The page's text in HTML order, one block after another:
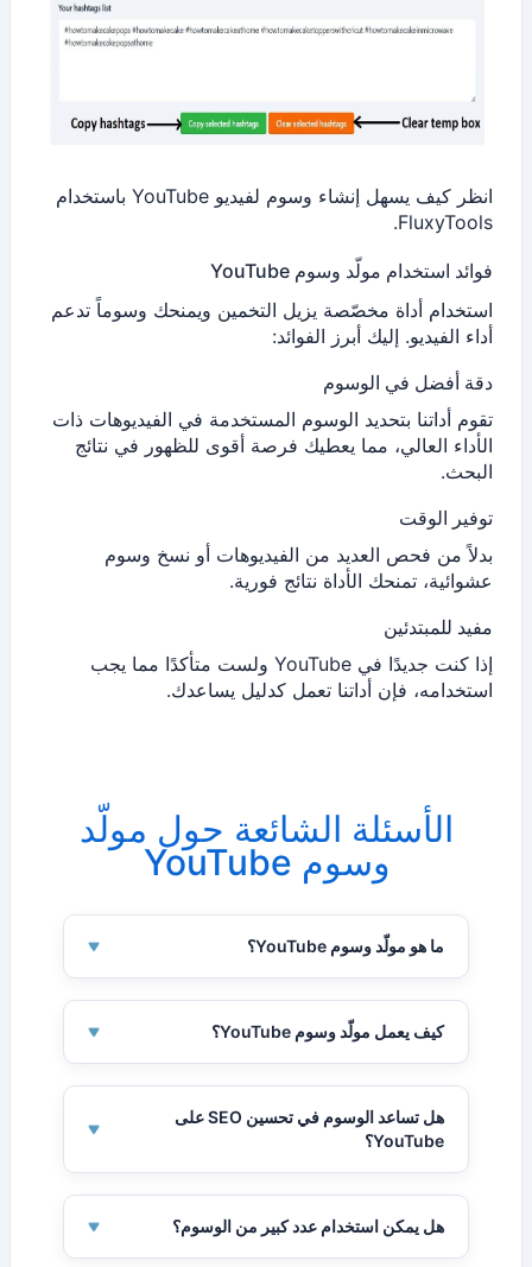
انظر كيف يسهل إنشاء وسوم لفيديو YouTube باستخدام
FluxyTools.
فوائد استخدام مولّد وسوم YouTube
استخدام أداة مخصّصة يزيل التخمين ويمنحك وسوماً تدعم
أداء الفيديو. إليك أبرز الفوائد:
دقة أفضل في الوسوم
تقوم أداتنا بتحديد الوسوم المستخدمة في الفيديوهات ذات
الأداء العالي، مما يعطيك فرصة أقوى للظهور في نتائج
البحث.
توفير الوقت
بدلاً من فحص العديد من الفيديوهات أو نسخ وسوم
عشوائية، تمنحك الأداة نتائج فورية.
مفيد للمبتدئين
إذا كنت جديدًا في YouTube ولست متأكدًا مما يجب
استخدامه، فإن أداتنا تعمل كدليل يساعدك.
الأسئلة الشائعة حول مولّد
وسوم YouTube
ما هو مولّد وسوم YouTube؟
مولّد وسوم YouTube يعثر على وسوم تناسب
موضوع الفيديو وتساعد في تحسين الظهور.
كيف يعمل مولّد وسوم YouTube؟
يقوم بفحص مدخلاتك ويُنشئ قائمة وسوم بناءً على
المصطلحات الشائعة والمرتبطة.
هل تساعد الوسوم في تحسين SEO على
YouTube؟
نعم، الوسوم تساعد YouTube على فهم المحتوى
وتعزيز الظهور في البحث.
هل يمكن استخدام عدد كبير من الوسوم؟